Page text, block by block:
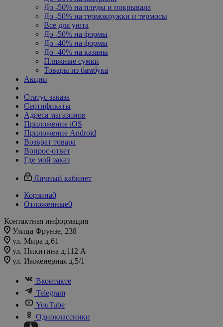
До -50% на пледы и покрывала
До -50% на термокружки и термосы
Все для уюта
До -50% на формы
До -40% на формы
До -40% на казаны
Пляжные сумки
Товары из бамбука
Акции
Статус заказа
Сертификаты
Адреса магазинов
Приложение iOS
Приложение Android
Возврат товара
Вопрос-ответ
Где мой заказ
Личный кабинет
Корзина0
Отложенные0
Контактная информация
Улица Фрунзе, 238​
ул. Мира д.61
ул. Никитина д.112 А
ул. Инженерная д.5/1
Вконтакте
Telegram
YouTube
Одноклассники